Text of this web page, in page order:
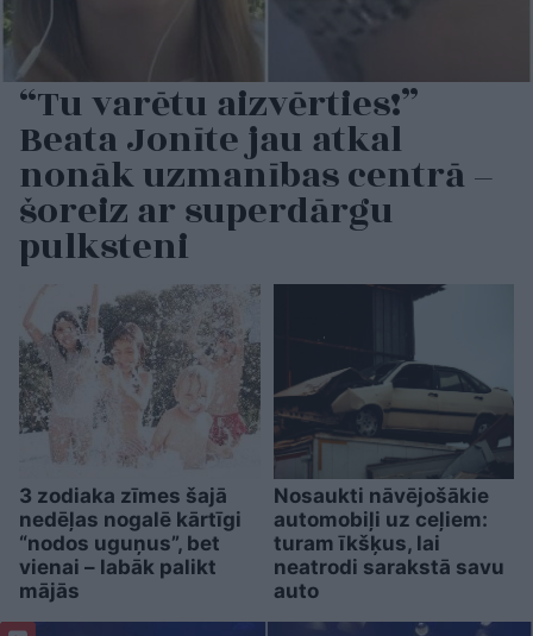
“Tu varētu aizvērties!”
Beata Jonīte jau atkal
nonāk uzmanības centrā –
šoreiz ar superdārgu
pulksteni
3 zodiaka zīmes šajā
nedēļas nogalē kārtīgi
“nodos uguņus”, bet
vienai – labāk palikt
mājās
Nosaukti nāvējošākie
automobiļi uz ceļiem:
turam īkšķus, lai
neatrodi sarakstā savu
auto